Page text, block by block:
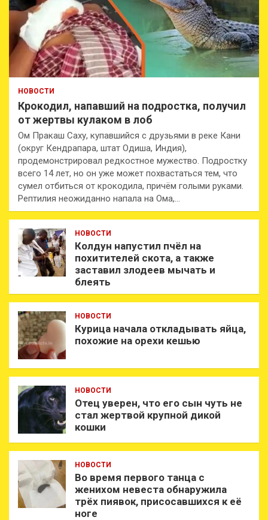
НОВОСТИ
Крокодил, напавший на подростка, получил
от жертвы кулаком в лоб
Ом Пракаш Саху, купавшийся с друзьями в реке Кани
(округ Кендрапара, штат Одиша, Индия),
продемонстрировал редкостное мужество. Подростку
всего 14 лет, но он уже может похвастаться тем, что
сумел отбиться от крокодила, причём голыми руками.
Рептилия неожиданно напала на Ома,…
НОВОСТИ
Колдун напустил пчёл на
похитителей скота, а также
заставил злодеев мычать и
блеять
НОВОСТИ
Курица начала откладывать яйца,
похожие на орехи кешью
НОВОСТИ
Отец уверен, что его сын чуть не
стал жертвой крупной дикой
кошки
НОВОСТИ
Во время первого танца с
женихом невеста обнаружила
трёх пиявок, присосавшихся к её
ноге